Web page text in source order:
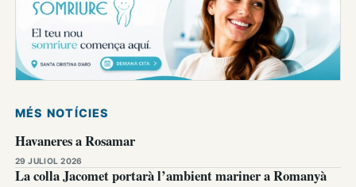
MÉS NOTÍCIES
Havaneres a Rosamar
29 JULIOL 2026
La colla Jacomet portarà l’ambient mariner a Romanyà